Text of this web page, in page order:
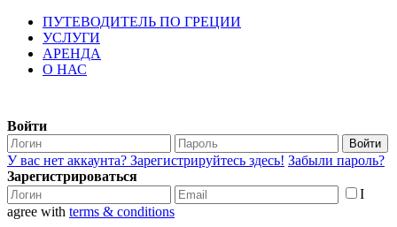
ПУТЕВОДИТЕЛЬ ПО ГРЕЦИИ
УСЛУГИ
АРЕНДА
О НАС
Войти
Войти
У вас нет аккаунта? Зарегистрируйтесь здесь! Забыли пароль?
Зарегистрироваться
I
agree with terms & conditions